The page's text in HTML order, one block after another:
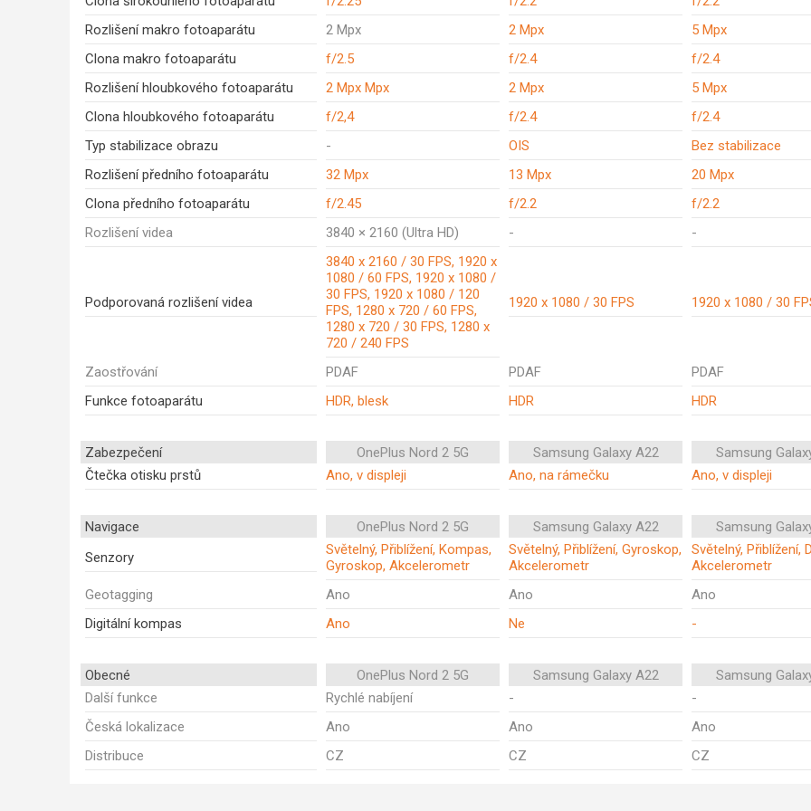
Rozlišení makro fotoaparátu
2 Mpx 2 Mpx
5 Mpx
Clona makro fotoaparátu
f/2.5 f/2.4
f/2.4
Rozlišení hloubkového fotoaparátu
2 Mpx Mpx 2 Mpx
5 Mpx
Clona hloubkového fotoaparátu
f/2,4 f/2.4
f/2.4
Typ stabilizace obrazu
- OIS
Bez stabilizace
Rozlišení předního fotoaparátu
32 Mpx 13 Mpx
20 Mpx
Clona předního fotoaparátu
f/2.45 f/2.2
f/2.2
Rozlišení videa
3840 × 2160 (Ultra HD) - -
Podporovaná rozlišení videa
3840 x 2160 / 30 FPS, 1920 x
1080 / 60 FPS, 1920 x 1080 /
30 FPS, 1920 x 1080 / 120
FPS, 1280 x 720 / 60 FPS,
1280 x 720 / 30 FPS, 1280 x
720 / 240 FPS
1920 x 1080 / 30 FPS 1920 x 1080 / 30
Zaostřování PDAF PDAF
PDAF
Funkce fotoaparátu
HDR, blesk HDR HDR
Zabezpečení OnePlus Nord 2 5G Samsung Galaxy A22
Samsung
Čtečka otisku prstů
Ano, v displeji Ano, na rámečku Ano, v displeji
Navigace OnePlus Nord 2 5G Samsung Galaxy A22
Samsung
Senzory
Světelný, Přiblížení, Kompas,
Gyroskop, Akcelerometr
Světelný, Přiblížení, Gyroskop,
Akcelerometr
Světelný, Přiblížení,
Akcelerometr
Geotagging
Ano Ano
Ano
Digitální kompas
Ano Ne -
Obecné OnePlus Nord 2 5G Samsung Galaxy A22
Samsung
Další funkce
Rychlé nabíjení -
-
Česká lokalizace
Ano Ano
Ano
Distribuce
CZ CZ CZ